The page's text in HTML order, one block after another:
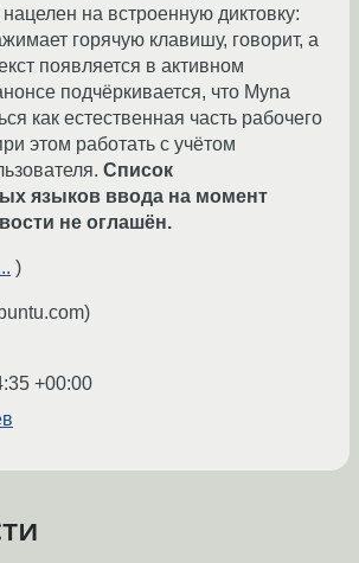
на встроенную диктовку:
горячую клавишу, говорит, а
появляется в активном
подчёркивается, что Myna
как естественная часть рабочего
этом работать с учётом
Список
языков ввода на момент
не оглашён.
)
+00:00